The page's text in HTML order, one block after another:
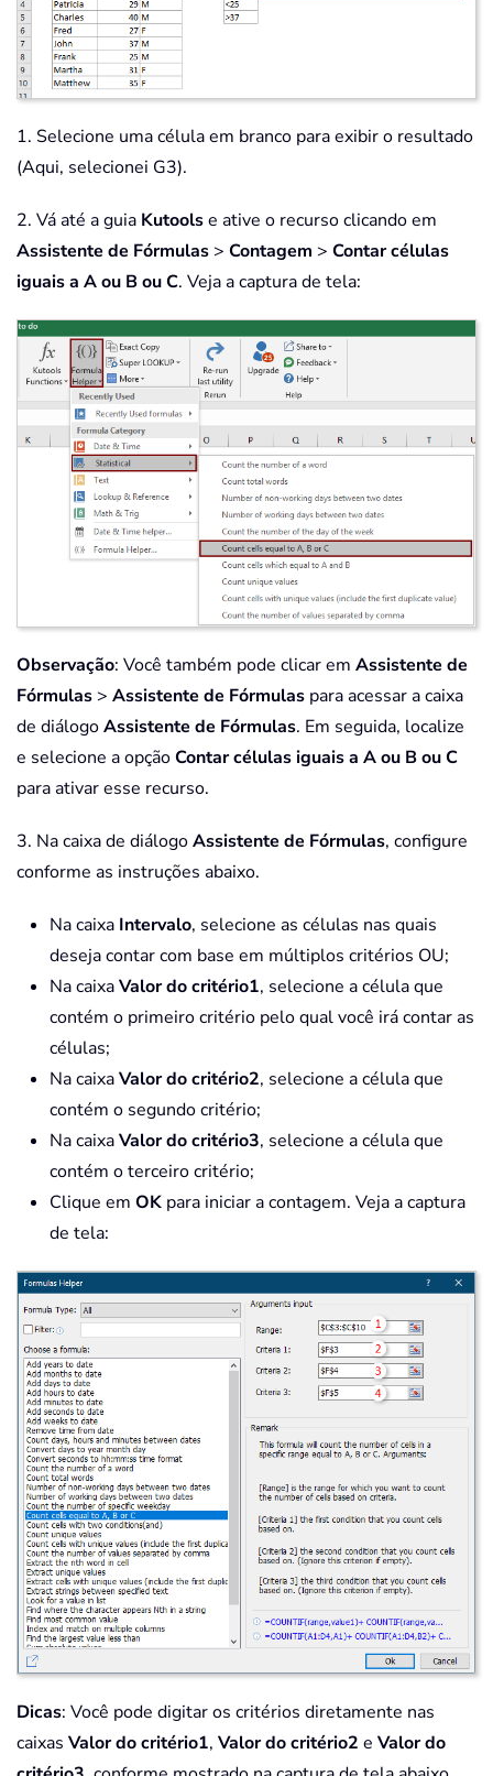
1. Selecione uma célula em branco para exibir o resultado
(Aqui, selecionei G3).
2. Vá até a guia Kutoolse ative o recurso clicando em
Assistente de Fórmulas > Contagem > Contar células
iguais a A ou B ou C. Veja a captura de tela:
Observação: Você também pode clicar em Assistente de
Fórmulas > Assistente de Fórmulas para acessar a caixa
de diálogoAssistente de Fórmulas. Em seguida, localize
e selecione a opçãoContar células iguais a A ou B ou C
para ativar esse recurso.
3. Na caixa de diálogoAssistente de Fórmulas, configure
conforme as instruções abaixo.
Na caixa Intervalo, selecione as células nas quais
deseja contar com base em múltiplos critérios OU;
Na caixaValor do critério1, selecione a célula que
contém o primeiro critério pelo qual você irá contar as
células;
Na caixaValor do critério2, selecione a célula que
contém o segundo critério;
Na caixaValor do critério3, selecione a célula que
contém o terceiro critério;
Clique em OK para iniciar a contagem. Veja a captura
de tela:
Dicas: Você pode digitar os critérios diretamente nas
caixas Valor do critério1, Valor do critério2 e Valor do